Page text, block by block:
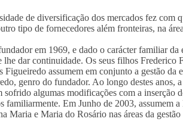
de diversificação dos mercados fez com
tipo de fornecedores além fronteiras, na
em 1969, e dado o carácter familiar da
lhe dar continuidade. Os seus filhos Frederico
Figueiredo assumem em conjunto a gestão da
genro do fundador. Ao longo destes anos,
sofrido algumas modificações com a inserção
familiarmente. Em Junho de 2003, assumem a
Maria e Maria do Rosário nas áreas da gestão